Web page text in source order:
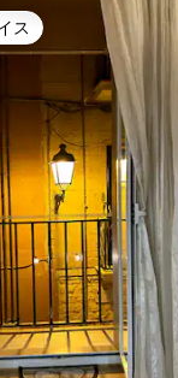
星の平均評価
チョイスです。
ス